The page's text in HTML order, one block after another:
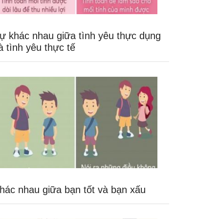
khác nhau giữa tình yêu thực dụng
tình yêu thực tế
nhau giữa bạn tốt và bạn xấu